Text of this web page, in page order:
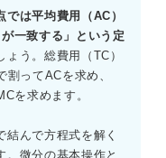
2X^3-4X^2-18=0が
9=0を解くと、X=3
における生産量は3
では平均費用（AC）
一致する」という定
ょう。総費用（TC）
ってACを求め、
を求めます。
結んで方程式を解く
。微分の基本操作と